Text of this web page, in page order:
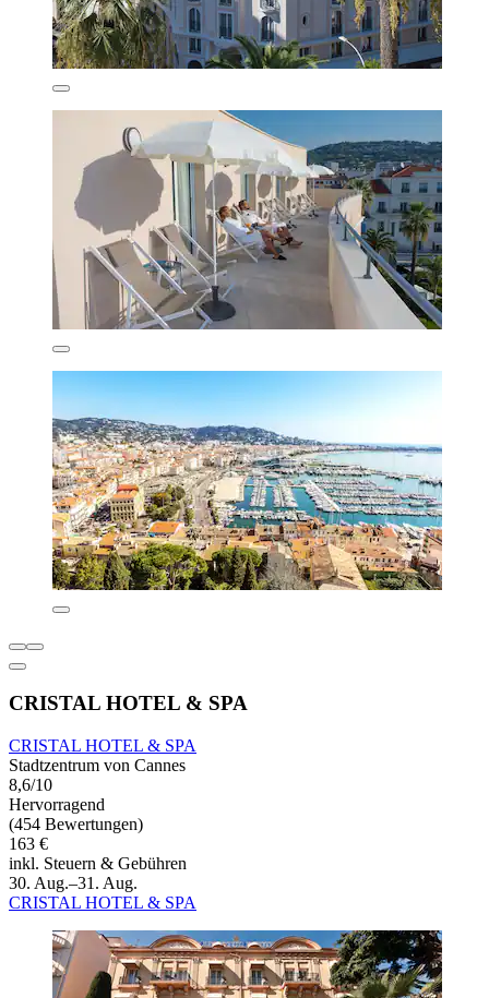
CRISTAL HOTEL & SPA
CRISTAL HOTEL & SPA
Stadtzentrum von Cannes
8,6/10
Hervorragend
(454 Bewertungen)
163 €
inkl. Steuern & Gebühren
30. Aug.–31. Aug.
CRISTAL HOTEL & SPA